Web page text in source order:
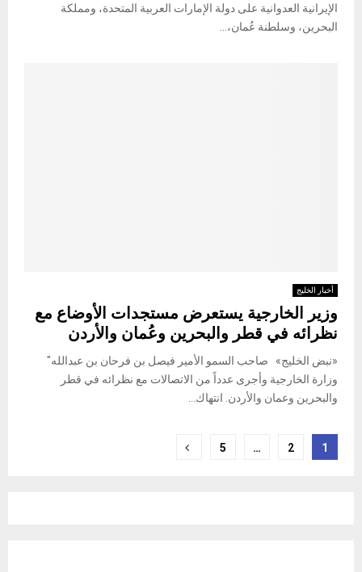
الإيرانية العدوانية على دولة الإمارات العربية المتحدة، ومملكة
البحرين، وسلطنة عُمان،...
أخبار الخليج
وزير الخارجية يستعرض مستجدات الأوضاع مع
نظرائه في قطر والبحرين وعُمان والأردن
«نبض الخليج» صاحب السمو الأمير فيصل بن فرحان بن عبدالله"
وزارة الخارجية وأجرى عدداً من الاتصالات مع نظرائه في قطر
والبحرين وعمان والأردن. انتهاك...
Posts
1
2
…
5